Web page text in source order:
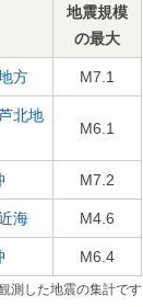
地震規模
の最大
方 M7.1
北地
M6.1
M7.2
海 M4.6
M6.4
測した地震の集計です